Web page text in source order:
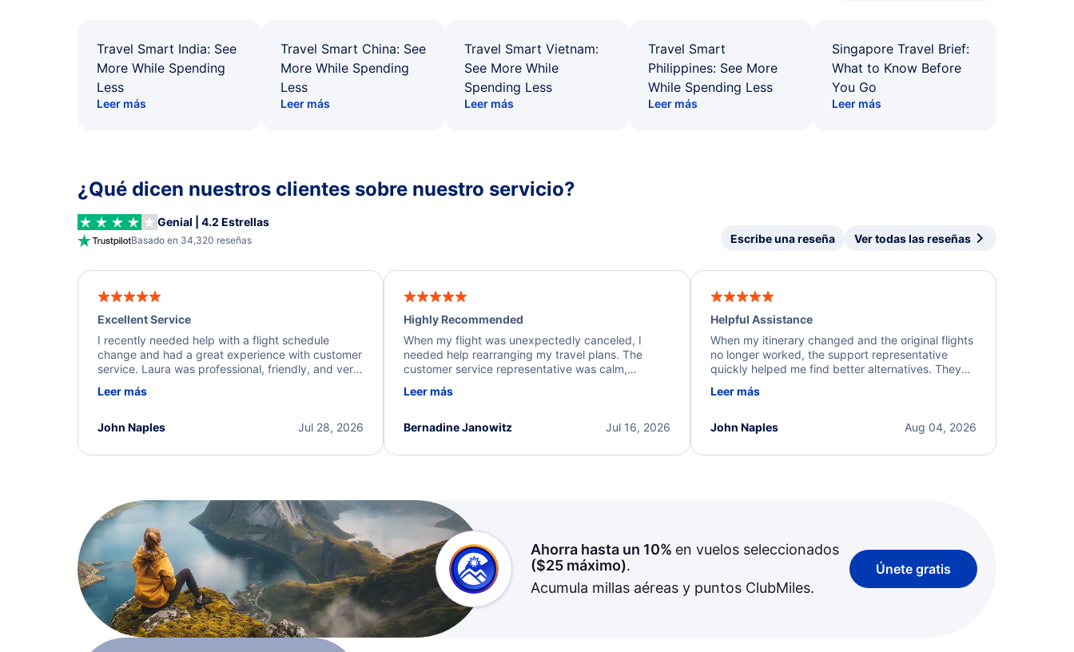
Travel Smart India: See
More While Spending
Less
Leer más
Travel Smart China: See
More While Spending
Less
Leer más
Travel Smart Vietnam:
See More While
Spending Less
Leer más
Travel Smart
Philippines: See More
While Spending Less
Leer más
Singapore Travel Brief:
What to Know Before
You Go
Leer más
¿Qué dicen nuestros clientes sobre nuestro servicio?
Genial | 4.2 Estrellas
Basado en 34,320 reseñas Escribe una reseña Ver todas las reseñas
Excellent Service
I recently needed help with a flight schedule
change and had a great experience with customer
service. Laura was professional, friendly, and very
a solution and kept me informed of the next steps.
Leer más
Jul 28, 2026
John Naples
Highly Recommended
When my flight was unexpectedly canceled, I
needed help rearranging my travel plans. The
customer service representative was calm,
process. They quickly found alternative flight
I truly appreciate the excellent support and
Leer más
Jul 16, 2026
Bernadine Janowitz
Helpful Assistance
When my itinerary changed and the original flights
no longer worked, the support representative
quickly helped me find better alternatives. They
beyond to resolve the issue. I'm grateful for the
Leer más
Aug 04, 2026
John Naples
Ahorra hasta un 10% en vuelos seleccionados
($25máximo).
Acumula millas aéreas y puntos ClubMiles.
Únete gratis